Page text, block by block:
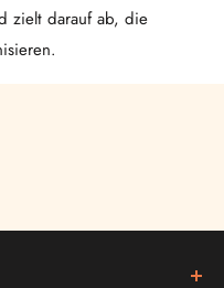
zielt darauf ab, die
benötigst du eine